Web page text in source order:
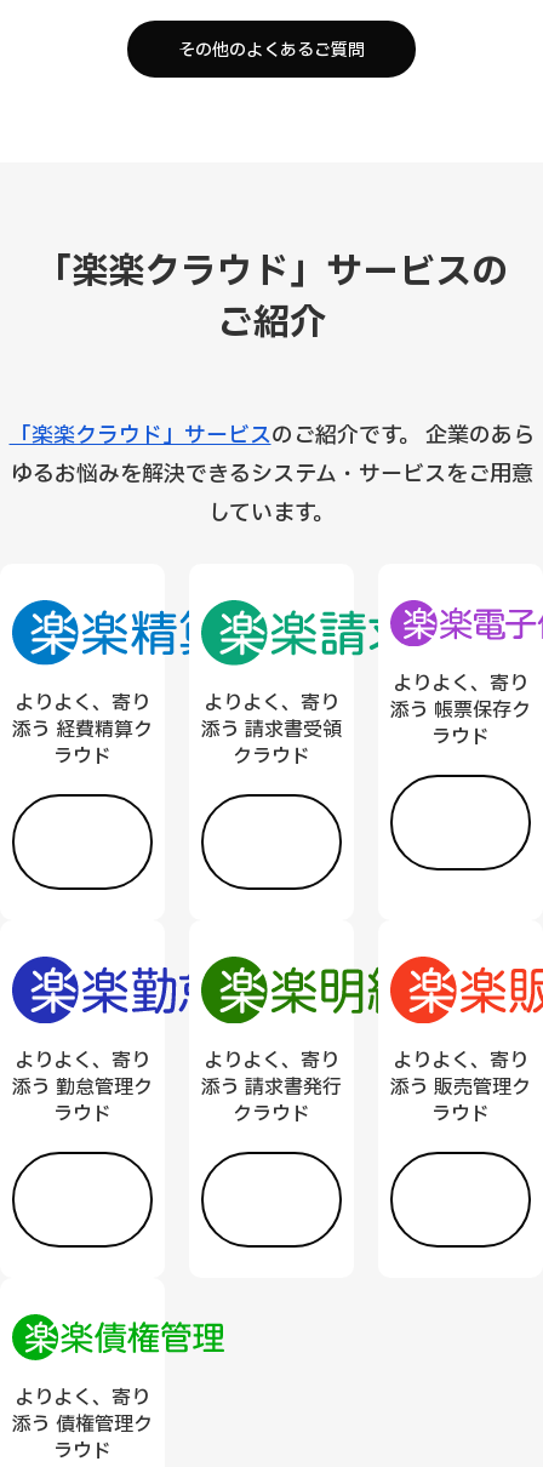
その他のよくあるご質問
「楽楽クラウド」サービスの
ご紹介
「楽楽クラウド」サービスのご紹介です。 企業のあら
ゆるお悩みを解決できるシステム・サービスをご用意
しています。
よりよく、寄り
添う 経費精算ク
ラウド
よりよく、寄り
添う 請求書受領
クラウド
よりよく、寄り
添う 帳票保存ク
ラウド
よりよく、寄り
添う 勤怠管理ク
ラウド
よりよく、寄り
添う 請求書発行
クラウド
よりよく、寄り
添う 販売管理ク
ラウド
よりよく、寄り
添う 債権管理ク
ラウド